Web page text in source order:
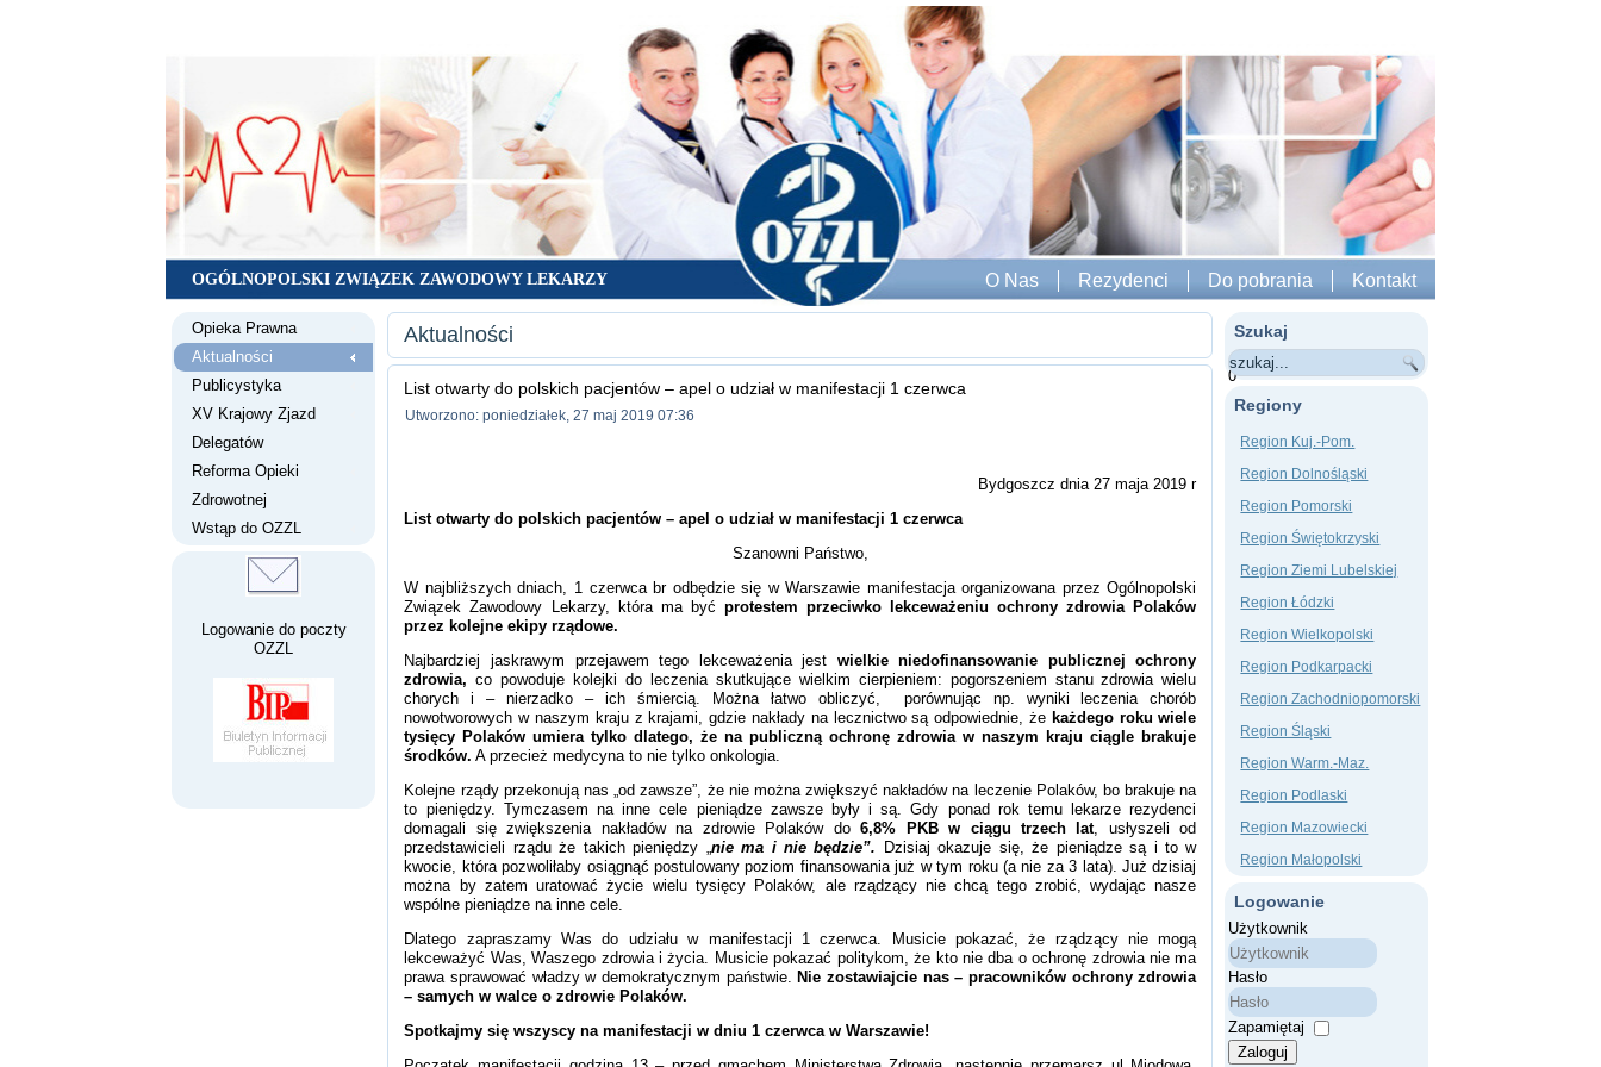
OGÓLNOPOLSKI ZWIĄZEK ZAWODOWY LEKARZY O Nas Rezydenci Do pobrania Kontakt
Opieka Prawna
Aktualności
Publicystyka
XV Krajowy Zjazd
Delegatów
Reforma Opieki
Zdrowotnej
Wstąp do OZZL
Logowanie do poczty
OZZL
Aktualności
List otwarty do polskich pacjentów – apel o udział w manifestacji 1 czerwca
Utworzono: poniedziałek, 27 maj 2019 07:36
Bydgoszcz dnia 27 maja 2019 r
List otwarty do polskich pacjentów – apel o udział w manifestacji 1 czerwca
Szanowni Państwo,
W najbliższych dniach, 1 czerwca br odbędzie się w Warszawie manifestacja organizowana przez Ogólnopolski
Związek Zawodowy Lekarzy, która ma być protestem przeciwko lekceważeniu ochrony zdrowia Polaków
przez kolejne ekipy rządowe.
Najbardziej jaskrawym przejawem tego lekceważenia jest wielkie niedofinansowanie publicznej ochrony
zdrowia, co powoduje kolejki do leczenia skutkujące wielkim cierpieniem: pogorszeniem stanu zdrowia wielu
chorych i – nierzadko – ich śmiercią. Można łatwo obliczyć, porównując np. wyniki leczenia chorób
nowotworowych w naszym kraju z krajami, gdzie nakłady na lecznictwo są odpowiednie, że każdego roku wiele
tysięcy Polaków umiera tylko dlatego, że na publiczną ochronę zdrowia w naszym kraju ciągle brakuje
środków. A przecież medycyna to nie tylko onkologia.
Kolejne rządy przekonują nas „od zawsze”, że nie można zwiększyć nakładów na leczenie Polaków, bo brakuje na
to pieniędzy. Tymczasem na inne cele pieniądze zawsze były i są. Gdy ponad rok temu lekarze rezydenci
domagali się zwiększenia nakładów na zdrowie Polaków do6,8% PKB w ciągu trzech lat, usłyszeli od
przedstawicieli rządu że takich pieniędzy „nie ma i nie będzie”.
Dzisiaj okazuje się, że pieniądze są i to w
kwocie, która pozwoliłaby osiągnąć postulowany poziom finansowania już w tym roku (a nie za 3 lata). Już dzisiaj
można by zatem uratować życie wielu tysięcy Polaków, ale rządzący nie chcą tego zrobić, wydając nasze
wspólne pieniądze na inne cele.
Dlatego zapraszamy Was do udziału w manifestacji 1 czerwca. Musicie pokazać, że rządzący nie mogą
lekceważyć Was, Waszego zdrowia i życia. Musicie pokazać politykom, że kto nie dba o ochronę zdrowia nie ma
prawa sprawować władzy w demokratycznym państwie. Nie zostawiajcie nas – pracowników ochrony zdrowia
– samych w walce o zdrowie Polaków.
Spotkajmy się wszyscy na manifestacji w dniu 1 czerwca w Warszawie!
Szukaj
0
Regiony
Region Kuj.-Pom.
Region Dolnośląski
Region Pomorski
Region Świętokrzyski
Region Ziemi Lubelskiej
Region Łódzki
Region Wielkopolski
Region Podkarpacki
Region Zachodniopomorski
Region Śląski
Region Warm.-Maz.
Region Podlaski
Region Mazowiecki
Region Małopolski
Logowanie
Użytkownik
Hasło
Zapamiętaj
Zaloguj